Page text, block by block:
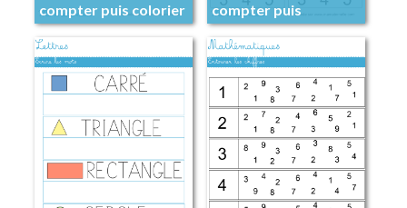
compter puis colorier
compter puis
entourer